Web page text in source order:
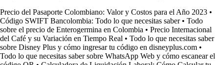
Precio del Pasaporte Colombiano: Valor y Costos para el Año 2023 •
Código SWIFT Bancolombia: Todo lo que necesitas saber• Todo
sobre el precio de Enterogermina en Colombia • Precio Internacional
del Café y su Variación en Tiempo Real • Todo lo que necesitas saber
sobre Disney Plus y cómo ingresar tu código en disneyplus.com •
Todo lo que necesitas saber sobre WhatsApp Web y cómo escanear el